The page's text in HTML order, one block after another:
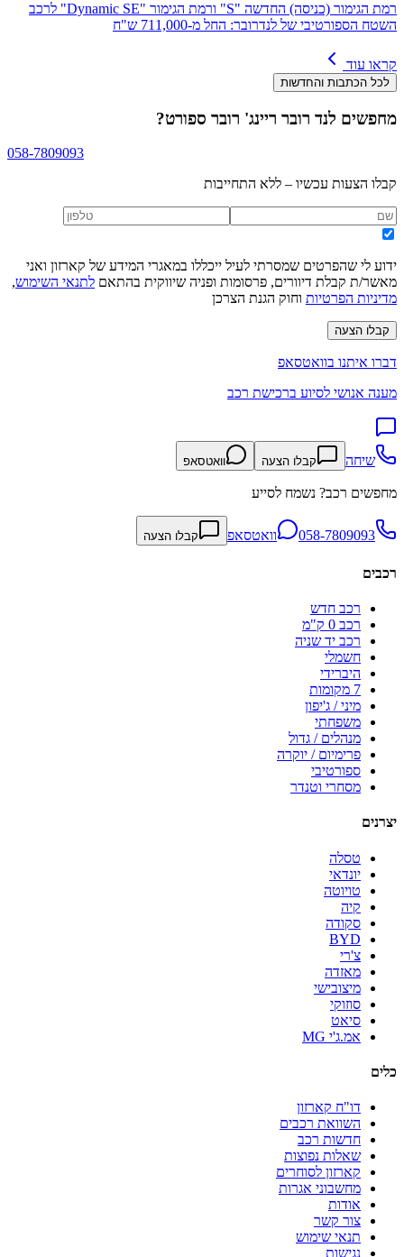
רמת הגימור (כניסה) החדשה "S" ורמת הגימור "Dynamic SE" לרכב
השטח הספורטיבי של לנדרובר: החל מ-711,000 ש"ח
קראו עוד
לכל הכתבות והחדשות
מחפשים לנד רובר ריינג' רובר ספורט?
058-7809093
קבלו הצעות עכשיו – ללא התחייבות
ידוע לי שהפרטים שמסרתי לעיל ייכללו במאגרי המידע של קארזון ואני
מאשר/ת קבלת דיוורים, פרסומות ופניה שיווקית בהתאם לתנאי השימוש,
מדיניות הפרטיות וחוק הגנת הצרכן
קבלו הצעה
דברו איתנו בוואטסאפ
מענה אנושי לסיוע ברכישת רכב
שיחה קבלו הצעה וואטסאפ
מחפשים רכב? נשמח לסייע
058-7809093 וואטסאפ קבלו הצעה
רכבים
רכב חדש
רכב 0 ק"מ
רכב יד שניה
חשמלי
היברידי
7 מקומות
מיני / ג'יפון
משפחתי
מנהלים / גדול
פרימיום / יוקרה
ספורטיבי
מסחרי וטנדר
יצרנים
טסלה
יונדאי
טויוטה
קיה
סקודה
BYD
צ'רי
מאזדה
מיצובישי
סוזוקי
סיאט
אמ.ג'י MG
כלים
דו"ח קארזון
השוואת רכבים
חדשות רכב
שאלות נפוצות
קארזון לסוחרים
מחשבוני אגרות
אודות
צור קשר
תנאי שימוש
נגישות